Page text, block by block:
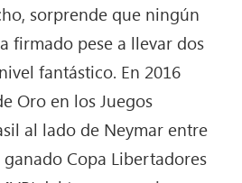
sorprende que ningún
firmado pese a llevar dos
fantástico. En 2016
Oro en los Juegos
al lado de Neymar entre
ganado Copa Libertadores